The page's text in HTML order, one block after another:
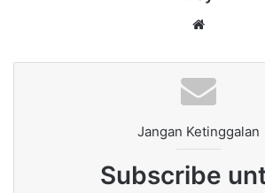
Jangan Ketinggalan
Subscribe